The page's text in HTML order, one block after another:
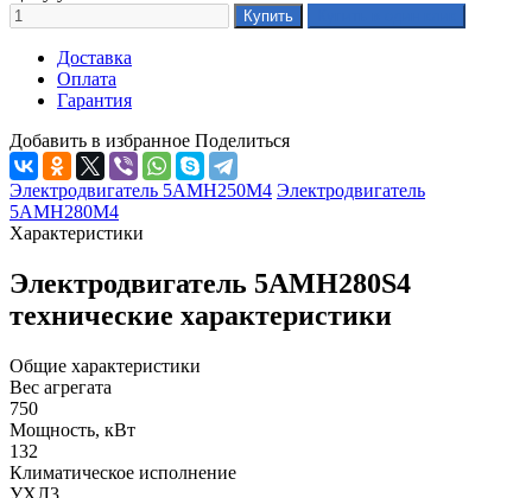
Доставка
Оплата
Гарантия
Добавить в избранное Поделиться
Электродвигатель 5АМН250М4 Электродвигатель
5АМН280М4
Характеристики
Электродвигатель 5АМН280S4
технические характеристики
Общие характеристики
Вес агрегата
750
Мощность, кВт
132
Климатическое исполнение
УХЛ3